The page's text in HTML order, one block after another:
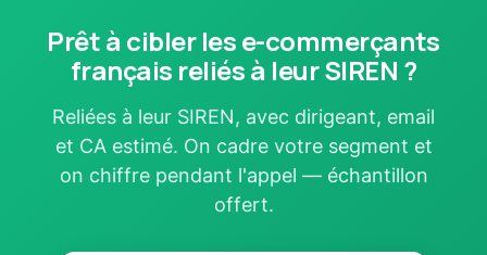
Prêt à cibler les e-commerçants
français reliés à leur SIREN ?
Reliées à leur SIREN, avec dirigeant, email
et CA estimé. On cadre votre segment et
on chiffre pendant l'appel — échantillon
offert.